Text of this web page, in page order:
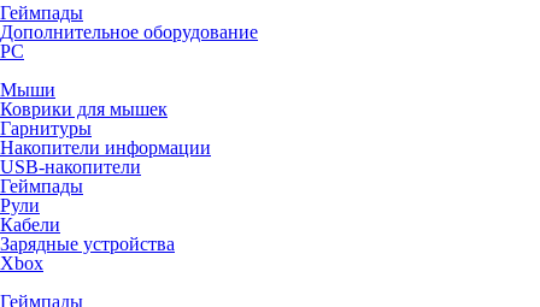
Геймпады
Дополнительное оборудование
PC
Мыши
Коврики для мышек
Гарнитуры
Накопители информации
USB-накопители
Геймпады
Рули
Кабели
Зарядные устройства
Xbox
Геймпады